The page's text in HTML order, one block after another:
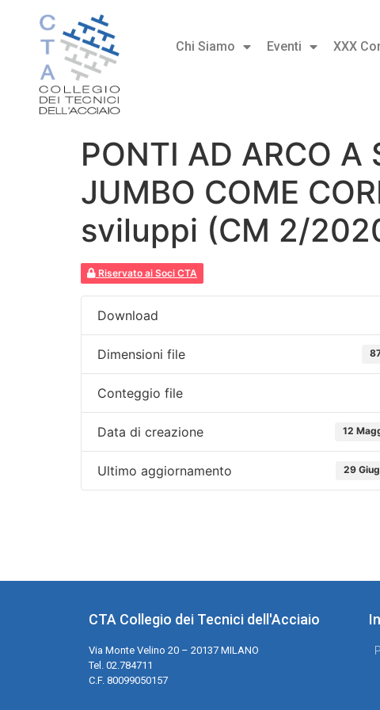
Chi Siamo Eventi XXX
PONTI AD ARCO A
JUMBO COME
sviluppi (CM 2/
Riservato ai Soci CTA
Download
Dimensioni file
Conteggio file
Data di creazione 12
Ultimo aggiornamento 29
CTA Collegio dei Tecnici dell'Acciaio
Via Monte Velino 20 – 20137 MILANO
Tel. 02.784711
C.F. 80099050157